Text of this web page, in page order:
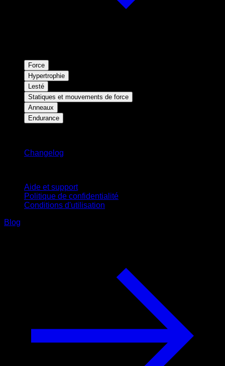
Force
Hypertrophie
Lesté
Statiques et mouvements de force
Anneaux
Endurance
Changelog
Aide et support
Politique de confidentialité
Conditions d'utilisation
Blog